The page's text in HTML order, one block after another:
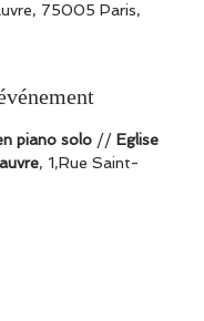
75005 Paris,
piano solo // Eglise
, 1,Rue Saint-